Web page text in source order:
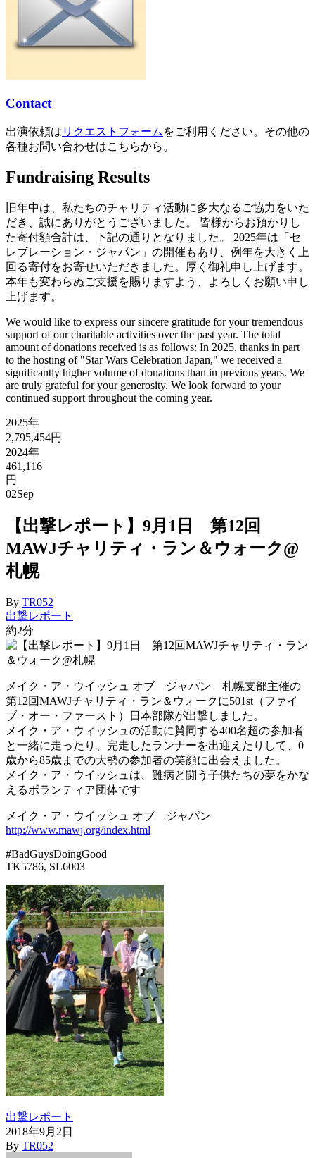
Contact
出演依頼は リクエストフォーム をご利用ください。その他の
各種お問い合わせはこちらから。
Fundraising Results
旧年中は、私たちのチャリティ活動に多大なるご協力をいた
だき、誠にありがとうございました。 皆様からお預かりし
た寄付額合計は、下記の通りとなりました。 2025年は「セ
レブレーション・ジャパン」の開催もあり、例年を大きく上
回る寄付をお寄せいただきました。厚く御礼申し上げます。
本年も変わらぬご支援を賜りますよう、よろしくお願い申し
上げます。
We would like to express our sincere gratitude for your tremendous
support of our charitable activities over the past year. The total
amount of donations received is as follows: In 2025, thanks in part
to the hosting of "Star Wars Celebration Japan," we received a
significantly higher volume of donations than in previous years. We
are truly grateful for your generosity. We look forward to your
continued support throughout the coming year.
2025年
2,795,454円
2024年
461,116
円
02Sep
【出撃レポート】9月1日 第12回
MAWJチャリティ・ラン＆ウォーク@
札幌
By TR052
出撃レポート
約2分
メイク・ア・ウイッシュ オブ ジャパン 札幌支部主催の
第12回MAWJチャリティ・ラン＆ウォークに501st（ファイ
ブ・オー・ファースト）日本部隊が出撃しました。
メイク・ア・ウィッシュの活動に賛同する400名超の参加者
と一緒に走ったり、完走したランナーを出迎えたりして、0
歳から85歳までの大勢の参加者の笑顔に出会えました。
メイク・ア・ウイッシュは、難病と闘う子供たちの夢をかな
えるボランティア団体です
メイク・ア・ウイッシュ オブ ジャパン
http://www.mawj.org/index.html
#BadGuysDoingGood
TK5786, SL6003
出撃レポート
2018年9月2日
By TR052